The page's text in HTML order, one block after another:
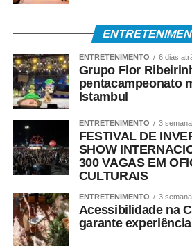
ENTRETENIMENTO 6 dias
Grupo Flor
pentacampeonato
Istambul
ENTRETENIMENTO 3
FESTIVAL DE
SHOW
300 VAGAS EM
CULTURAIS
ENTRETENIMENTO 3
Acessibilidade na
garante